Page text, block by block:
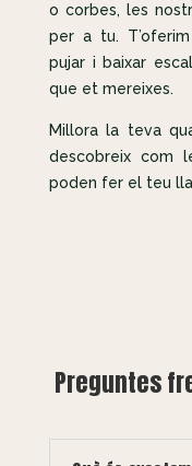
o corbes, les
per a tu.
pujar i baixar
que et mereixes.
Millora la teva
descobreix com
poden fer el teu
Preguntes